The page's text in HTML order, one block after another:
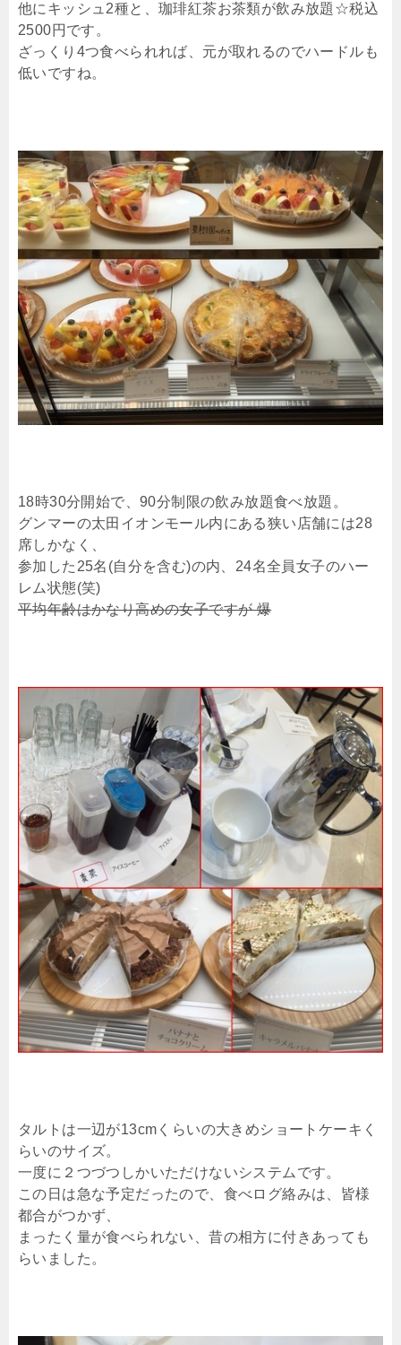
他にキッシュ2種と、珈琲紅茶お茶類が飲み放題☆税込
2500円です。
ざっくり4つ食べられれば、元が取れるのでハードルも
低いですね。
18時30分開始で、90分制限の飲み放題食べ放題。
グンマーの太田イオンモール内にある狭い店舗には28
席しかなく、
参加した25名(自分を含む)の内、24名全員女子のハー
レム状態(笑)
平均年齢はかなり高めの女子ですが 爆
タルトは一辺が13cmくらいの大きめショートケーキく
らいのサイズ。
一度に２つづつしかいただけないシステムです。
この日は急な予定だったので、食べログ絡みは、皆様
都合がつかず、
まったく量が食べられない、昔の相方に付きあっても
らいました。